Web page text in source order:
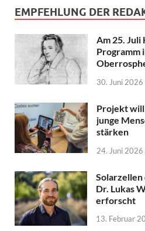
EMPFEHLUNG DER
Am 25.
Programm
30. Juni 2026
Projekt
junge
stärken
24. Juni 2026
Dr. Lukas
erforscht
13. Februar